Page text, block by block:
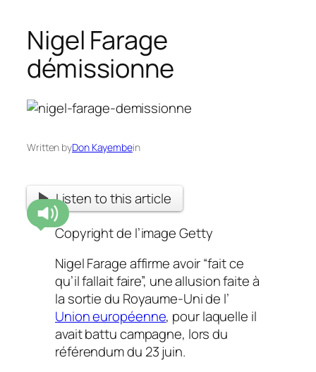
Nigel Farage
démissionne
Written byDon Kayembein
Listen to this article
Copyright de l’imageGetty
Nigel Farage affirme avoir “fait ce
qu’il fallait faire”, une allusion faite à
la sortie du Royaume-Uni de l’
Union européenne, pour laquelle il
avait battu campagne, lors du
référendum du 23 juin.